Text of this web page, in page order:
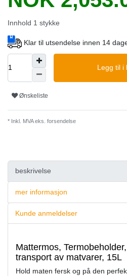
Innhold 1 stykke
Klar til utsendelse innen 14
Legg til i
Ønskeliste
* Inkl. MVA eks. forsendelse
beskrivelse
mer informasjon
Kunde anmeldelser
Mattermos,
transport av matvarer, 15L
Hold maten fersk og på den